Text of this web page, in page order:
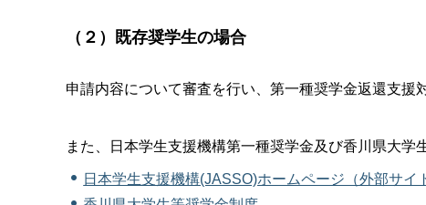
（２）既存奨学生の場合
申請内容について審査を行い、第一種奨学金返還支援
また、日本学生支援機構第一種奨学金及び香川県大
日本学生支援機構(JASSO)ホームページ（外部サイ